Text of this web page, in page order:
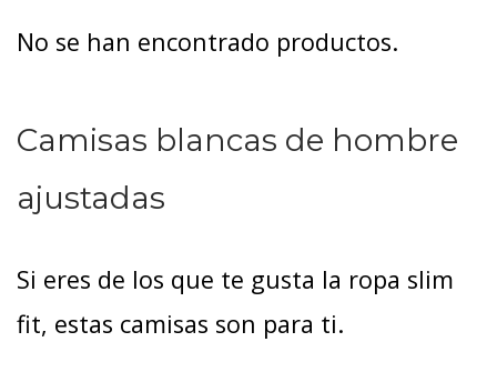
No se han encontrado productos.
Camisas blancas de hombre
ajustadas
Si eres de los que te gusta la ropa slim
fit, estas camisas son para ti.